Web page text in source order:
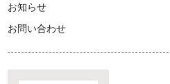
お知らせ
お問い合わせ